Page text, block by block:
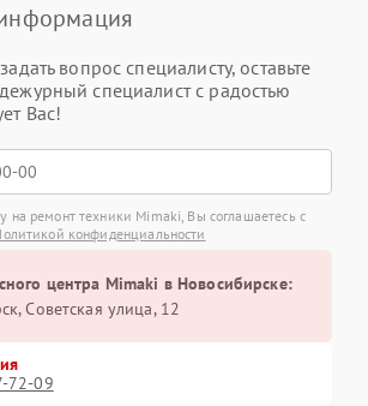
вопрос специалисту, оставьте
специалист с радостью
Вас!
на ремонт техники Mimaki, Вы соглашаетесь с
конфиденциальности
центра Mimaki в Новосибирске:
Советская улица, 12
72-09